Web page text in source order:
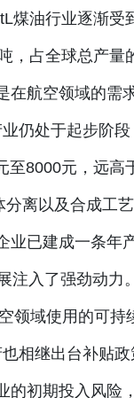
煤油行业逐渐受
，占全球总产量
在航空领域的需
仍处于起步阶段
至8000元，远高
离以及合成工
业已建成一条年
注入了强劲动力
领域使用的可持
相继出台补贴
的初期投入风险